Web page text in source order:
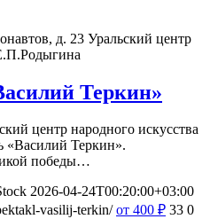
д. 23 Уральский центр
Теркин»
центр народного искусства
«Василий Теркин».
победы…
2026-04-24T00:20:00+03:00
vasilij-terkin/ от 400 ₽ 33 0